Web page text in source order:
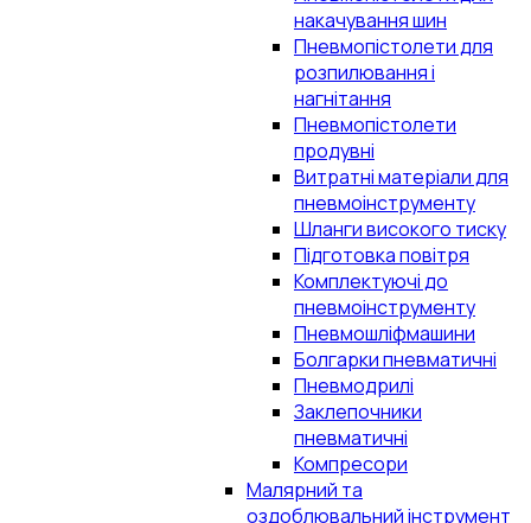
накачування шин
Пневмопістолети для
розпилювання і
нагнітання
Пневмопістолети
продувні
Витратні матеріали для
пневмоінструменту
Шланги високого тиску
Підготовка повітря
Комплектуючі до
пневмоінструменту
Пневмошліфмашини
Болгарки пневматичні
Пневмодрилі
Заклепочники
пневматичні
Компресори
Малярний та
оздоблювальний інструмент